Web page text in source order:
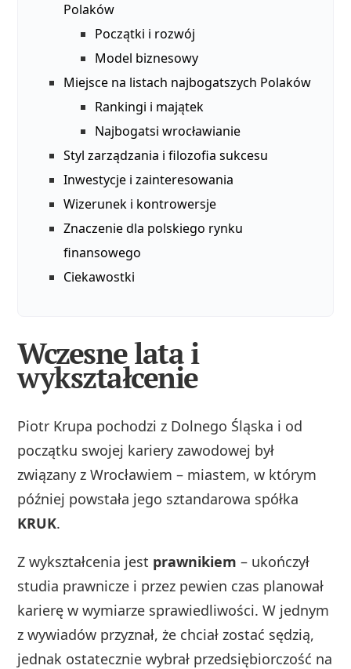
Polaków
Początki i rozwój
Model biznesowy
Miejsce na listach najbogatszych Polaków
Rankingi i majątek
Najbogatsi wrocławianie
Styl zarządzania i filozofia sukcesu
Inwestycje i zainteresowania
Wizerunek i kontrowersje
Znaczenie dla polskiego rynku
finansowego
Ciekawostki
Wczesne lata i
wykształcenie
Piotr Krupa pochodzi z Dolnego Śląska i od
początku swojej kariery zawodowej był
związany z Wrocławiem – miastem, w którym
później powstała jego sztandarowa spółka
KRUK.
Z wykształcenia jest prawnikiem – ukończył
studia prawnicze i przez pewien czas planował
karierę w wymiarze sprawiedliwości. W jednym
z wywiadów przyznał, że chciał zostać sędzią,
jednak ostatecznie wybrał przedsiębiorczość na